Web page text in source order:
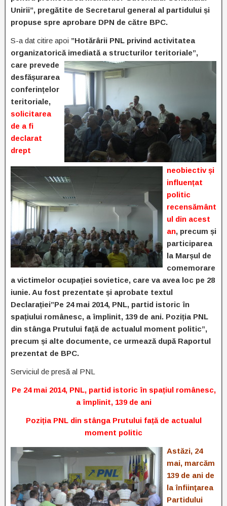
Unirii”, pregătite de Secretarul general al partidului și
propuse spre aprobare DPN de către BPC.
S-a dat citire apoi ”Hotărârii PNL privind activitatea
organizatorică imediată a structurilor teritoriale”,
care prevede
desfășurarea
conferințelor
teritoriale,
solicitarea
de a fi
declarat
drept
neobiectiv și
influențat
politic
recensământ
ul din acest
an, precum și
participarea
la Marșul de
comemorare
a victimelor ocupației sovietice, care va avea loc pe 28
iunie. Au fost prezentate și aprobate textul
Declarației”Pe 24 mai 2014, PNL, partid istoric în
spațiului românesc, a împlinit, 139 de ani. Poziția PNL
din stânga Prutului față de actualul moment politic”,
precum și alte documente, ce urmează după Raportul
prezentat de BPC.
Serviciul de presă al PNL
Pe 24 mai 2014, PNL, partid istoric în spațiul românesc,
a împlinit, 139 de ani
Poziția PNL din stânga Prutului față de actualul
moment politic
Astăzi, 24
mai, marcăm
139 de ani de
la înfiinţarea
Partidului